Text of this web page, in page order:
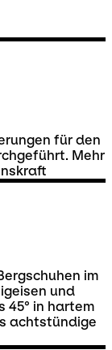
für den
Mehr
im
und
45° in hartem
achtstündige